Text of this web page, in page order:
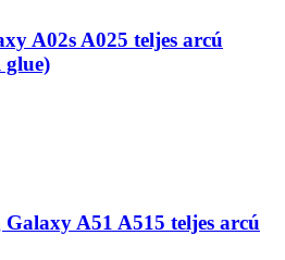
A02s A025 teljes arcú
glue)
A51 A515 teljes arcú